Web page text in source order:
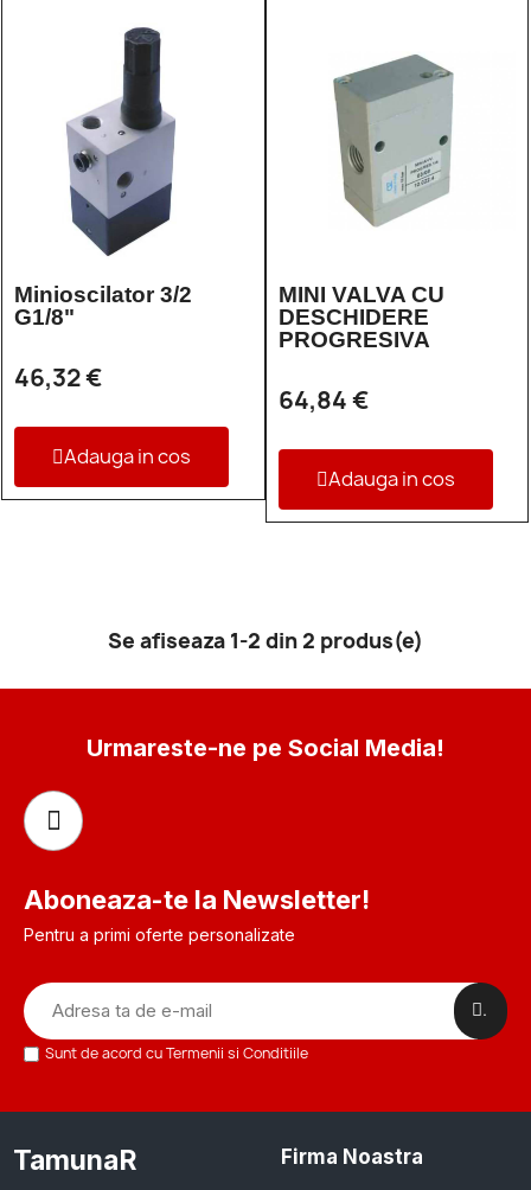
Minioscilator 3/2
G1/8"
46,32 €
Adauga in cos
MINI VALVA CU
DESCHIDERE
PROGRESIVA
64,84 €
Adauga in cos
Se afiseaza 1-2 din 2 produs(e)
Urmareste-ne pe Social Media!
Aboneaza-te la Newsletter!
Pentru a primi oferte personalizate
.
Sunt de acord cu Termenii si Conditiile
TamunaR
Firma Noastra